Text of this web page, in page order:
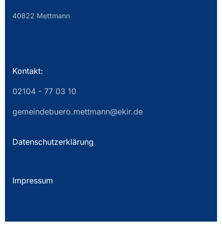
40822 Mettmann
Kontakt:
02104 - 77 03 10
gemeindebuero.mettmann@ekir.de
Datenschutzerklärung
Impressum